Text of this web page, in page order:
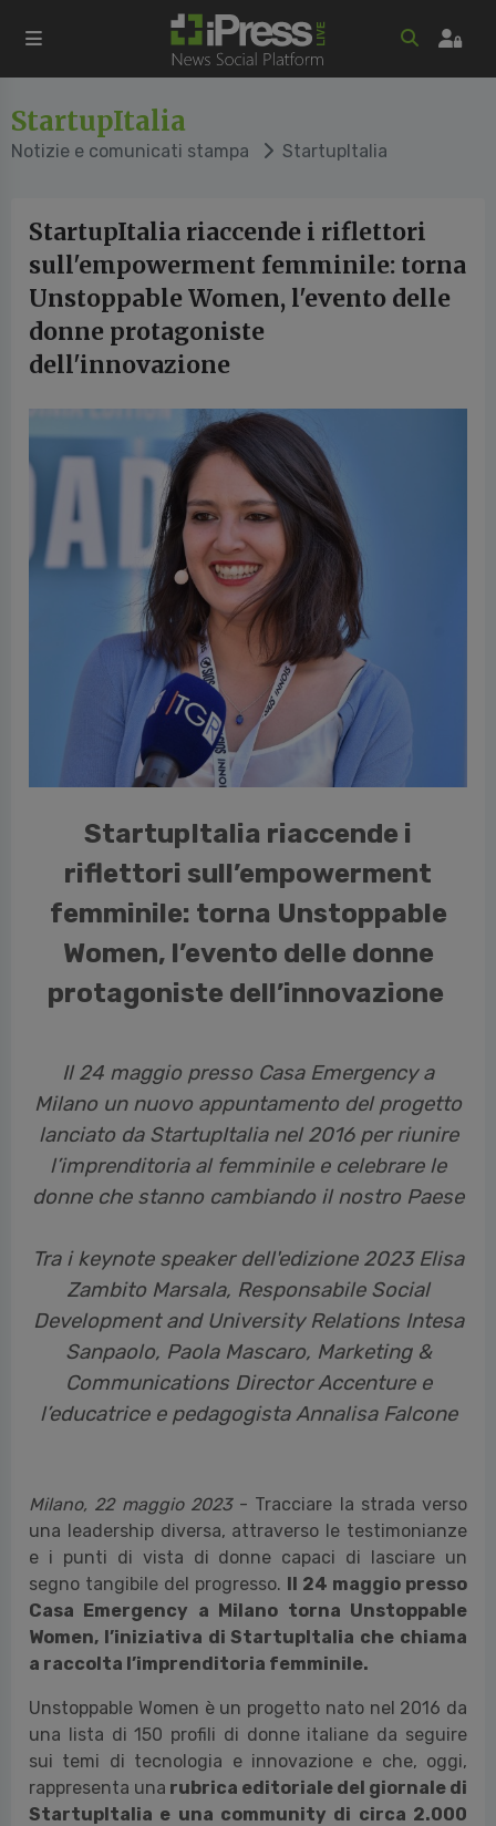
StartupItalia
Notizie e comunicati stampa StartupItalia
StartupItalia riaccende i riflettori
sull'empowerment femminile: torna
Unstoppable Women, l'evento delle
donne protagoniste
dell'innovazione
StartupItalia riaccende i
riflettori sull’empowerment
femminile: torna Unstoppable
Women, l’evento delle donne
protagoniste dell’innovazione
Il 24 maggio presso Casa Emergency a
Milano un nuovo appuntamento del progetto
lanciato da StartupItalia nel 2016 per riunire
l’imprenditoria al femminile e celebrare le
donne che stanno cambiando il nostro Paese
Tra i keynote speaker dell'edizione 2023 Elisa
Zambito Marsala, Responsabile Social
Development and University Relations Intesa
Sanpaolo, Paola Mascaro, Marketing &
Communications Director Accenture e
l’educatrice e pedagogista Annalisa Falcone
Milano, 22 maggio 2023- Tracciare la strada verso
una leadership diversa, attraverso le testimonianze
e i punti di vista di donne capaci di lasciare un
segno tangibile del progresso. Il 24 maggio presso
Casa Emergency a Milano torna Unstoppable
Women, l’iniziativa di StartupItalia che chiama
a raccolta l’imprenditoria femminile.
Unstoppable Women è un progetto nato nel 2016 da
una lista di 150 profili di donne italiane da seguire
sui temi di tecnologia e innovazione e che, oggi,
rappresenta una rubrica editoriale del giornale di
StartupItalia e una community di circa 2.000